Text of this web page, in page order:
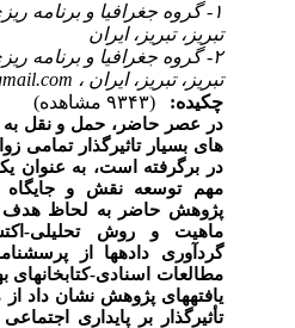
۱- گروه جغرافیا و برنامه
تبریز، تبریز، ایران
۲- گروه جغرافیا و برنامه
تبریز، تبریز، ایران ،
چکیده:
(۹۳۴۳ مشاهده)
در عصر حاضر، حمل و نقل به
­های بسیار تاثیرگذار تمامی
در برگرفته است، به عنوان
مهم توسعه نقش و
پژوهش حاضر به لحاظ هدف
ماهیت و روش تحلیلی­-­
گردآوری دادهها از
مطالعات اسنادی­-کتابخانهای
یافته
تأثیرگذار بر پایداری